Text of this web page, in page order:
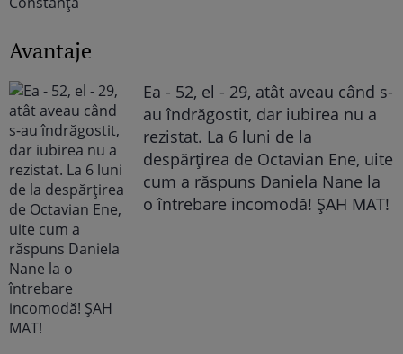
Avantaje
Ea - 52, el - 29, atât aveau când s-
au îndrăgostit, dar iubirea nu a
rezistat. La 6 luni de la
despărțirea de Octavian Ene, uite
cum a răspuns Daniela Nane la
o întrebare incomodă! ȘAH MAT!